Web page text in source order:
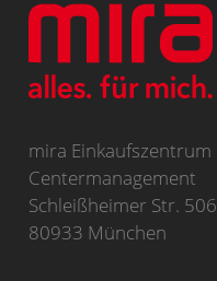
mira Einkaufszentrum
Centermanagement
Schleißheimer Str. 506
80933 München